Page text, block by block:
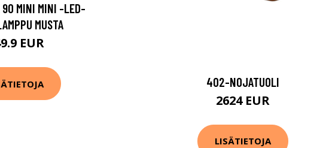
90 MINI MINI -LED-
MUSTA
EUR
402-NOJATUOLI
2624 EUR
LISÄTIETOJA